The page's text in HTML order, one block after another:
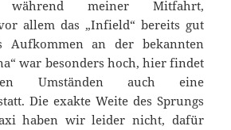
meiner Mitfahrt,
allem das „Infield“ bereits gut
Aufkommen an der bekannten
war besonders hoch, hier findet
Umständen auch eine
Die exakte Weite des Sprungs
haben wir leider nicht, dafür